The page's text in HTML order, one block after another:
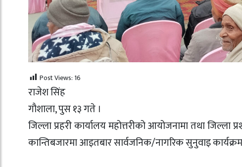
Post Views: 16
राजेश सिंह
गाैशाला, पुस १३ गते ।
जिल्ला प्रहरी कार्यालय महोत्तरीको आयोजनामा तथा जिल्ला
कान्तिबजारमा आइतबार सार्वजनिक/नागरिक सुनुवाइ